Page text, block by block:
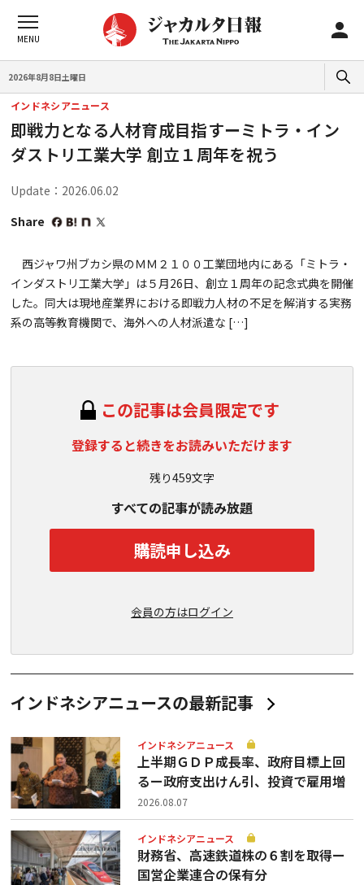
2026年8月8日土曜日
インドネシアニュース
即戦力となる人材育成目指すーミトラ・イン
ダストリ工業大学 創立１周年を祝う
Update：2026.06.02
Share
西ジャワ州ブカシ県のＭＭ２１００工業団地内にある「ミトラ・
インダストリ工業大学」は５月26日、創立１周年の記念式典を開催
した。同大は現地産業界における即戦力人材の不足を解消する実務
系の高等教育機関で、海外への人材派遣な […]
この記事は会員限定です
登録すると続きをお読みいただけます
残り459文字
すべての記事が読み放題
購読申し込み
会員の方はログイン
インドネシアニュースの最新記事
インドネシアニュース
上半期ＧＤＰ成長率、政府目標上回
るー政府支出けん引、投資で雇用増
2026.08.07
インドネシアニュース
財務省、高速鉄道株の６割を取得ー
国営企業連合の保有分